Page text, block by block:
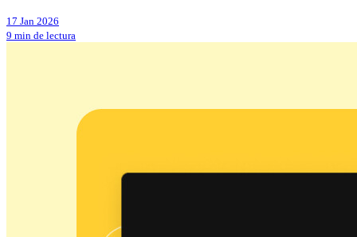
17 Jan 2026
9 min de lectura